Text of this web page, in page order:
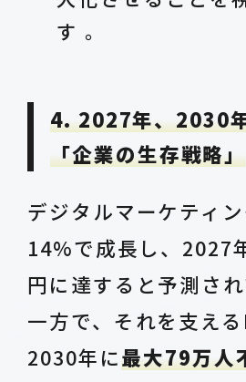
す 。
4. 2027年、2030
「企業の生存戦略」
デジタルマーケティ
14%で成長し、2027
円に達すると予測され
一方で、それを支え
2030年に最大79万人